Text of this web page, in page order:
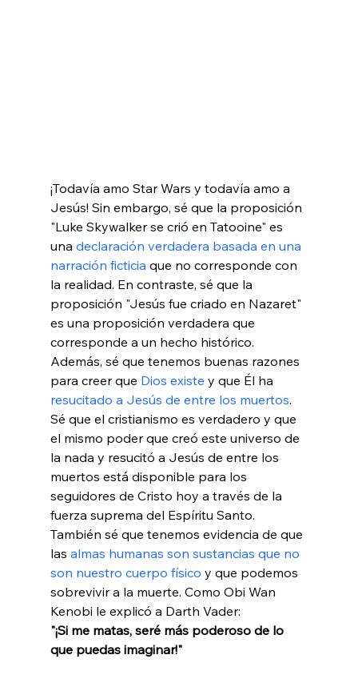
¡Todavía amo Star Wars y todavía amo a
Jesús! Sin embargo, sé que la proposición
"Luke Skywalker se crió en Tatooine" es
una declaración verdadera basada en una
narración ficticia que no corresponde con
la realidad. En contraste, sé que la
proposición "Jesús fue criado en Nazaret"
es una proposición verdadera que
corresponde a un hecho histórico.
Además, sé que tenemos buenas razones
para creer que Dios existe y que Él ha
resucitado a Jesús de entre los muertos.
Sé que el cristianismo es verdadero y que
el mismo poder que creó este universo de
la nada y resucitó a Jesús de entre los
muertos está disponible para los
seguidores de Cristo hoy a través de la
fuerza suprema del Espíritu Santo.
También sé que tenemos evidencia de que
las almas humanas son sustancias que no
son nuestro cuerpo físico y que podemos
sobrevivir a la muerte. Como Obi Wan
Kenobi le explicó a Darth Vader:
"¡Si me matas, seré más poderoso de lo
que puedas imaginar!"